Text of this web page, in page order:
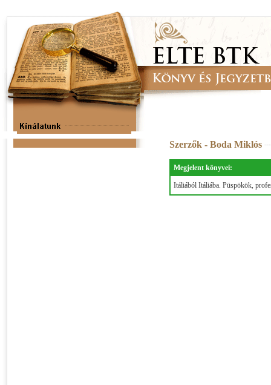
Szerzők - Boda Miklós
Megjelent könyvei:
Itáliából Itáliába. Püspökök,